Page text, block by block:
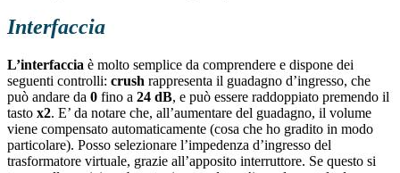
Interfaccia
L’interfaccia è molto semplice da comprendere e dispone dei
seguenti controlli: crush rappresenta il guadagno d’ingresso, che
può andare da 0 fino a 24 dB, e può essere raddoppiato premendo il
tasto x2. E’ da notare che, all’aumentare del guadagno, il volume
viene compensato automaticamente (cosa che ho gradito in modo
particolare). Posso selezionare l’impedenza d’ingresso del
trasformatore virtuale, grazie all’apposito interruttore. Se questo si